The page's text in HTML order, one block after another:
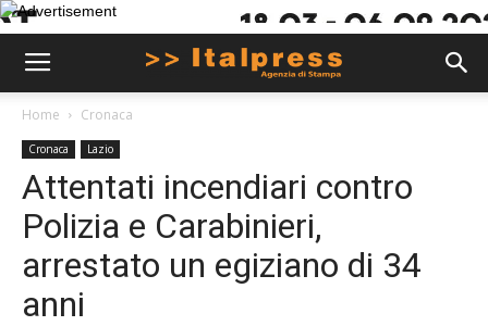
Home Cronaca
Cronaca Lazio
Attentati incendiari contro
Polizia e Carabinieri,
arrestato un egiziano di 34
anni